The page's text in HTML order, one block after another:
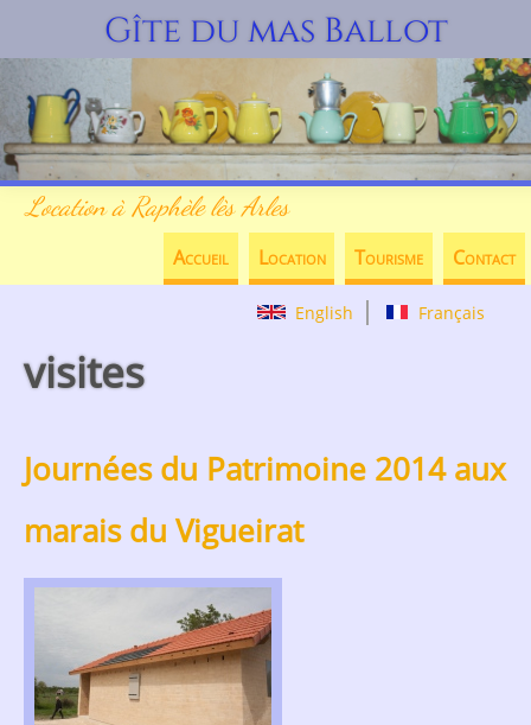
Jump to navigation
Gîte du mas Ballot
Location à Raphèle lès Arles
Accueil Location Tourisme Contact
visites
Journées du Patrimoine 2014 aux
marais du Vigueirat
English Français